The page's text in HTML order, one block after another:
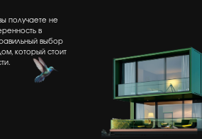
получаете не
в
выбор
который стоит